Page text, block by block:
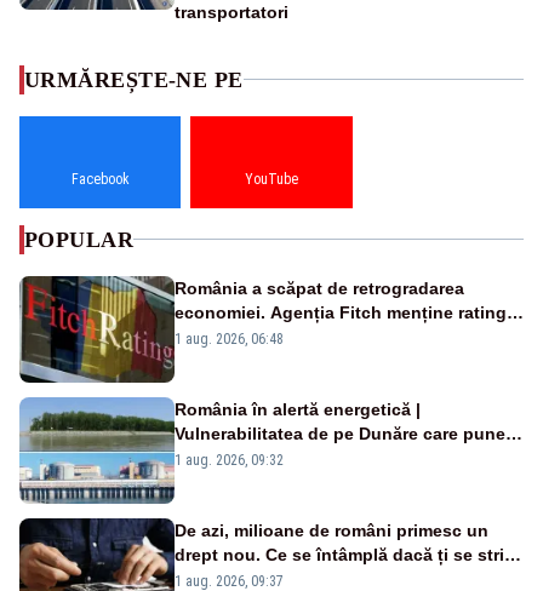
transportatori
URMĂREȘTE-NE PE
Facebook YouTube
POPULAR
România a scăpat de retrogradarea
economiei. Agenția Fitch menține ratingul
„BBB-” cu perspectivă negativă
1 aug. 2026, 06:48
România în alertă energetică |
Vulnerabilitatea de pe Dunăre care pune
în pericol Centrala Cernavodă era
1 aug. 2026, 09:32
De azi, milioane de români primesc un
drept nou. Ce se întâmplă dacă ți se strică
un produs
1 aug. 2026, 09:37